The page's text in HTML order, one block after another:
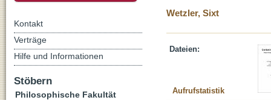
Wetzler, Sixt
Dateien:
Aufrufstatistik
Kontakt
Verträge
Hilfe und Informationen
Stöbern
Philosophische Fakultät